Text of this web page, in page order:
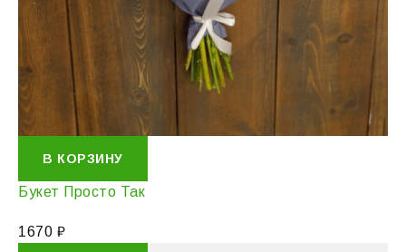
В КОРЗИНУ
Букет Просто Так
1670 ₽